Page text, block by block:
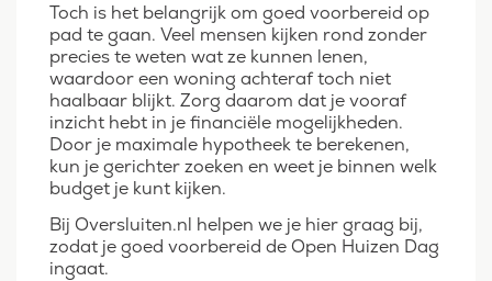
Toch is het belangrijk om goed voorbereid op
pad te gaan. Veel mensen kijken rond zonder
precies te weten wat ze kunnen lenen,
waardoor een woning achteraf toch niet
haalbaar blijkt. Zorg daarom dat je vooraf
inzicht hebt in je financiële mogelijkheden.
Door je maximale hypotheek te berekenen,
kun je gerichter zoeken en weet je binnen welk
budget je kunt kijken.
Bij Oversluiten.nl helpen we je hier graag bij,
zodat je goed voorbereid de Open Huizen Dag
ingaat.